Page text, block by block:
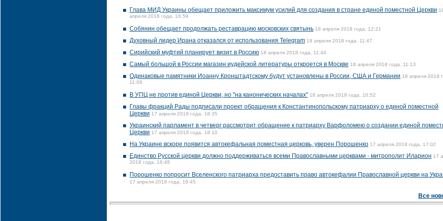
Глава МИД Украины обещает приложить максимум усилий для создания в стране единой поместной Церкви
апреля 2018 года, 16:59
Собянин обещает продолжать реставрацию московских святынь 18 апреля 2018 года, 12:21
Духовный лидер Ирана отказался от использования Telegram 18 апреля 2018 года, 11:47
Сирийский муфтий планирует визит в Россию 18 апреля 2018 года, 11:44
Самый большой в России магазин иудейской литературы откроется в Москве 18 апреля 2018 года, 11:13
Одинаковые памятники Иоанну Кронштадтскому будут установлены в России, США и Германии 18 апреля 2018
11:06
В УПЦ не против единой Церкви, но "на канонических началах" 18 апреля 2018 года, 10:52
Главы фракций Рады подписали проект обращения к Константинопольскому патриарху о единой поместной
Церкви 17 апреля 2018 года, 18:35
Украинский парламент в четверг рассмотрит обращение к патриарху Варфоломею о создании единой
Церкви 17 апреля 2018 года, 18:10
На Украине вскоре появится автокефальная поместная церковь, уверен Порошенко 17 апреля 2018 года, 17:02
Единство Русской церкви должно поддерживаться всеми Православными церквами - митрополит Иларион 17
2018 года, 16:48
Порошенко попросит Вселенского патриарха предоставить право автокефалии Православной церкви на
17 апреля 2018 года, 16:45
Все